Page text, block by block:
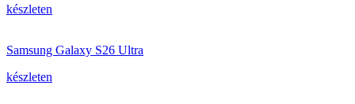
készleten
Samsung Galaxy S26 Ultra
készleten